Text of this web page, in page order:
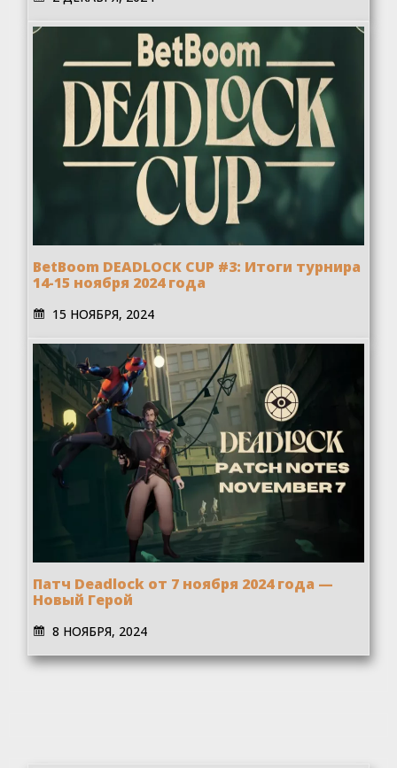
BetBoom DEADLOCK CUP #3: Итоги турнира
14-15 ноября 2024 года
15 НОЯБРЯ, 2024
Патч Deadlock от 7 ноября 2024 года —
Новый Герой
8 НОЯБРЯ, 2024